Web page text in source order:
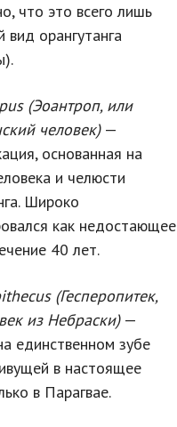
что это всего лишь
орангутанга
(Эоантроп, или
человек)—
основанная на
и челюсти
Широко
как недостающее
40 лет.
(Гесперопитек,
из Небраски)—
единственном зубе
в настоящее
в Парагвае.